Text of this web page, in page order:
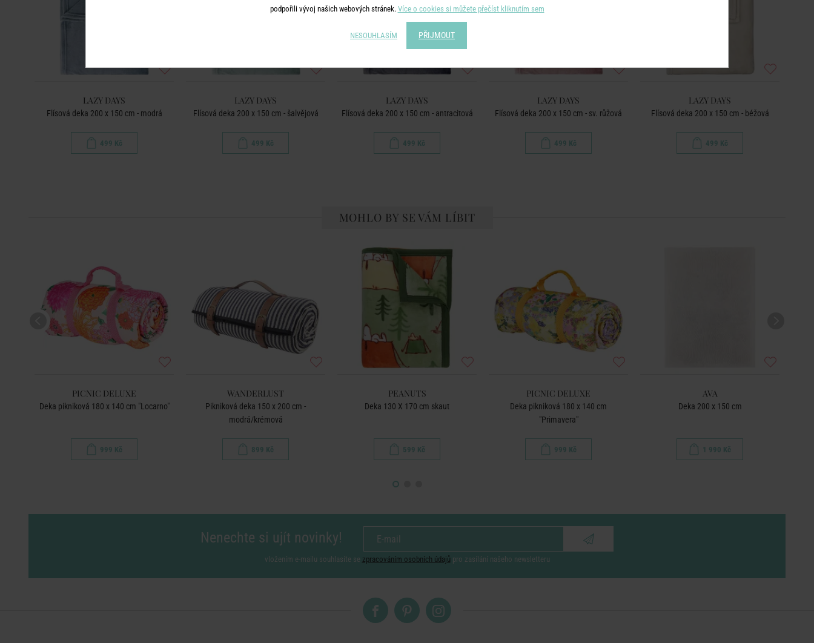
LAZY DAYS
Flísová deka 200 x 150 cm - modrá
499 Kč
LAZY DAYS
Flísová deka 200 x 150 cm - šalvějová
499 Kč
LAZY DAYS
Flísová deka 200 x 150 cm - antracitová
499 Kč
LAZY DAYS
Flísová deka 200 x 150 cm - sv. růžová
499 Kč
LAZY DAYS
Flísová deka 200 x 150 cm - béžová
499 Kč
MOHLO BY SE VÁM LÍBIT
PICNIC DELUXE
Deka pikniková 180 x 140 cm "Locarno"
999 Kč
WANDERLUST
Pikniková deka 150 x 200 cm -
modrá/krémová
899 Kč
PEANUTS
Deka 130 X 170 cm skaut
599 Kč
PICNIC DELUXE
Deka pikniková 180 x 140 cm
"Primavera"
999 Kč
AVA
Deka 200 x 150 cm
1 990 Kč
Nenechte si ujít novinky!
vložením e-mailu souhlasíte se zpracováním osobních údajů pro zasílání našeho newsletteru
podpořili vývoj našich webových stránek. Více o cookies si můžete přečíst kliknutím sem
NESOUHLASÍM PŘIJMOUT